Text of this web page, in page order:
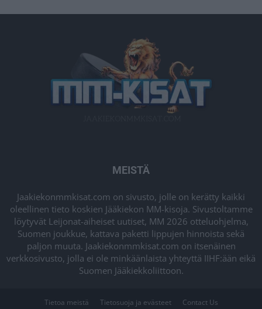
MEISTÄ
Jaakiekonmmkisat.com on sivusto, jolle on kerätty kaikki
oleellinen tieto koskien Jääkiekon MM-kisoja. Sivustoltamme
löytyvät Leijonat-aiheiset uutiset, MM 2026 otteluohjelma,
Suomen joukkue, kattava paketti lippujen hinnoista sekä
paljon muuta. Jaakiekonmmkisat.com on itsenäinen
verkkosivusto, jolla ei ole minkäänlaista yhteyttä IIHF:ään eikä
Suomen Jääkiekkoliittoon.
Tietoa meistä Tietosuoja ja evästeet Contact Us